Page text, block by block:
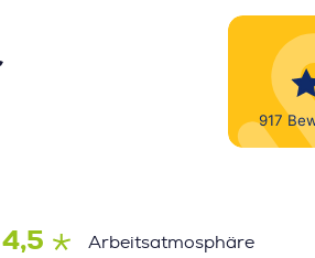
4,5 Arbeitsatmosphäre